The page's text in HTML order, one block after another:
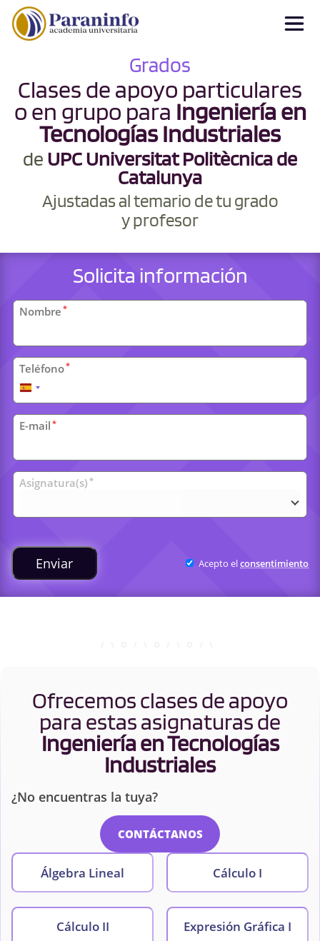
Grados
Clases de apoyo particulares
o en grupo para Ingeniería en
Tecnologías Industriales
de UPC Universitat Politècnica de
Catalunya
Ajustadas al temario de tu grado
y profesor
Solicita información
Datos
personales
Nombre *
Teléfono*
España
+34
E-mail *
Clases
universitarias
Asignatura(s) *
Enviar Acepto elconsentimiento
Ofrecemos clases de apoyo
para estas asignaturas de
Ingeniería en Tecnologías
Industriales
¿No encuentras la tuya?
CONTÁCTANOS
Álgebra Lineal Cálculo I
Cálculo II Expresión Gráfica I